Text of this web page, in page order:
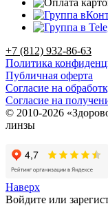
+7 (812) 932-86-63
Политика
Публичная оферта
Согласие на
Согласие на
© 2010-2026
линзы
Наверх
Войдите или